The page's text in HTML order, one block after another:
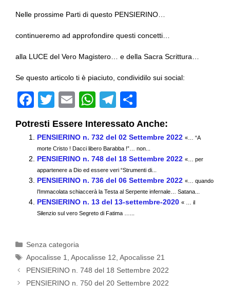
Nelle prossime Parti di questo PENSIERINO…
continueremo ad approfondire questi concetti…
alla LUCE del Vero Magistero… e della Sacra Scrittura…
Se questo articolo ti è piaciuto, condividilo sui social:
F
c
e
b
o
o
k
T
wi
tt
er
E
m
ail
W
at
s
A
p
p
T
el
e
gr
a
m
o
n
di
vi
di
Potresti Essere Interessato Anche:
PENSIERINO n. 732 del 02 Settembre 2022 «… “A
morte Cristo ! Dacci libero Barabba !”… non...
PENSIERINO n. 748 del 18 Settembre 2022 «… per
appartenere a Dio ed essere veri “Strumenti di...
PENSIERINO n. 736 del 06 Settembre 2022 «… quando
l’Immacolata schiaccerà la Testa al Serpente infernale… Satana...
PENSIERINO n. 13 del 13-settembre-2020 « … il
Silenzio sul vero Segreto di Fatima …...
Categorie
Senza categoria
Tag
Apocalisse 1,Apocalisse 12,Apocalisse 21
PENSIERINO n. 748 del 18 Settembre 2022
PENSIERINO n. 750 del 20 Settembre 2022